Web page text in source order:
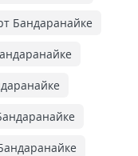
Бандаранайке